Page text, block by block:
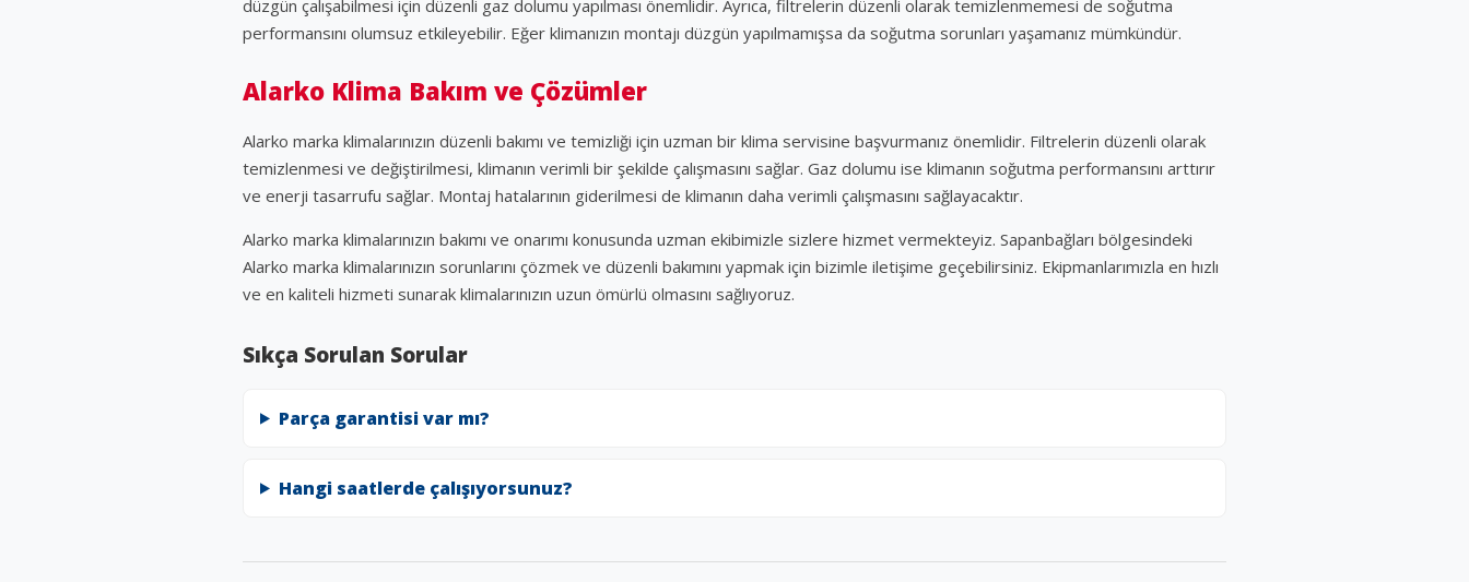
düzgün çalışabilmesi için düzenli gaz dolumu yapılması önemlidir. Ayrıca, filtrelerin düzenli olarak temizlenmemesi de soğutma
performansını olumsuz etkileyebilir. Eğer klimanızın montajı düzgün yapılmamışsa da soğutma sorunları yaşamanız mümkündür.
Alarko Klima Bakım ve Çözümler
Alarko marka klimalarınızın düzenli bakımı ve temizliği için uzman bir klima servisine başvurmanız önemlidir. Filtrelerin düzenli olarak
temizlenmesi ve değiştirilmesi, klimanın verimli bir şekilde çalışmasını sağlar. Gaz dolumu ise klimanın soğutma performansını arttırır
ve enerji tasarrufu sağlar. Montaj hatalarının giderilmesi de klimanın daha verimli çalışmasını sağlayacaktır.
Alarko marka klimalarınızın bakımı ve onarımı konusunda uzman ekibimizle sizlere hizmet vermekteyiz. Sapanbağları bölgesindeki
Alarko marka klimalarınızın sorunlarını çözmek ve düzenli bakımını yapmak için bizimle iletişime geçebilirsiniz. Ekipmanlarımızla en hızlı
ve en kaliteli hizmeti sunarak klimalarınızın uzun ömürlü olmasını sağlıyoruz.
Sıkça Sorulan Sorular
Parça garantisi var mı?
Hangi saatlerde çalışıyorsunuz?